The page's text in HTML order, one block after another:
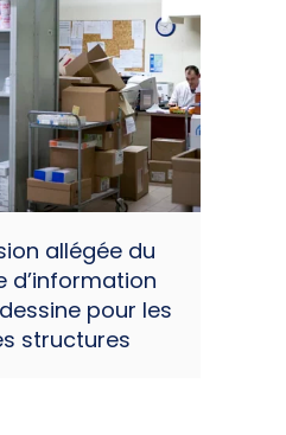
allégée du
d’information
pour les
structures